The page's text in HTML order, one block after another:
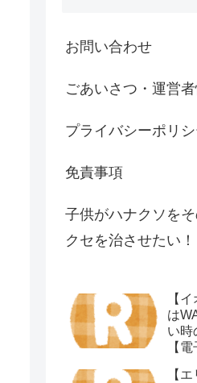
お問い合わせ
ごあいさつ・運営
プライバシーポリ
免責事項
子供がハナクソを
クセを治させたい！
【
は
い時
【
【